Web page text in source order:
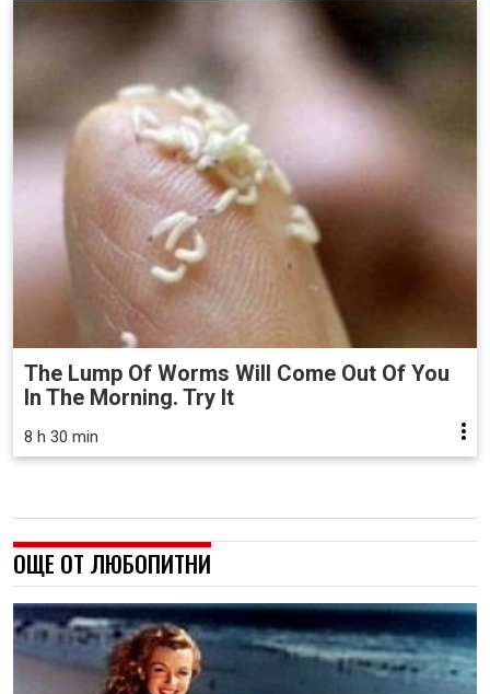
The Lump Of Worms Will Come Out Of You
In The Morning. Try It
8 h 30 min
ОЩЕ ОТ ЛЮБОПИТНИ